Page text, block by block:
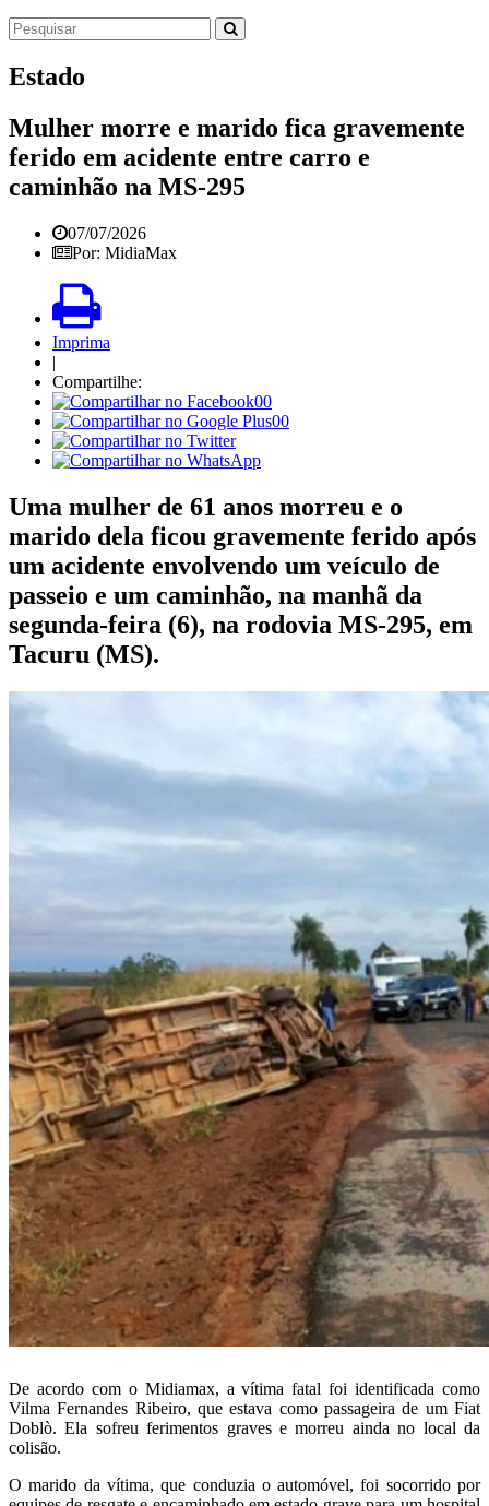
Estado
Mulher morre e marido fica gravemente
ferido em acidente entre carro e
caminhão na MS-295
07/07/2026
Por: MidiaMax
Imprima
|
Compartilhe:
00
00
Uma mulher de 61 anos morreu e o
marido dela ficou gravemente ferido após
um acidente envolvendo um veículo de
passeio e um caminhão, na manhã da
segunda-feira (6), na rodovia MS-295, em
Tacuru (MS).
De acordo com o Midiamax, a vítima fatal foi identificada como
Vilma Fernandes Ribeiro, que estava como passageira de um Fiat
Doblò. Ela sofreu ferimentos graves e morreu ainda no local da
colisão.
O marido da vítima, que conduzia o automóvel, foi socorrido por